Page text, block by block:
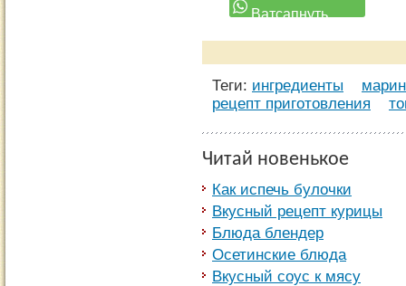
Теги: ингредиенты
рецепт приготовления
Читай новенькое
Как испечь булочки
Вкусный рецепт курицы
Блюда блендер
Осетинские блюда
Вкусный соус к мясу